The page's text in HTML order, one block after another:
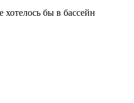
бы в бассейн